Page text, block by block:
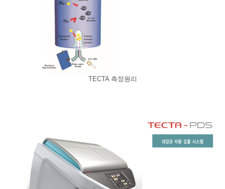
TECTA 측정원리